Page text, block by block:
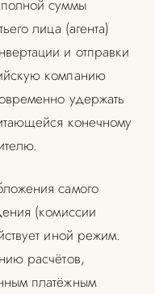
суммы
лица (агента)
и отправки
компанию
удержать
конечному
самого
(комиссии
иной режим.
расчётов,
платёжным